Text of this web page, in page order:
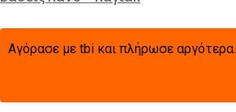
Βάσεις ποδηλάτου
Αγόρασε με tbi και πλήρωσε αργότερα.